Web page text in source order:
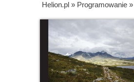
Helion.pl » Programowanie »